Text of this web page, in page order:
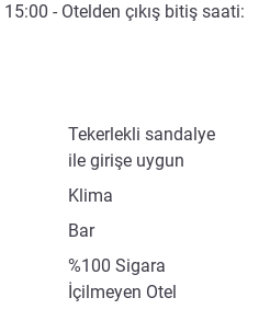
15:00 - Otelden çıkış bitiş saati:
Tekerlekli sandalye
ile girişe uygun
Klima
Bar
%100 Sigara
İçilmeyen Otel